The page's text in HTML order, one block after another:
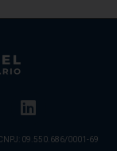
CNPJ: 09.550.686/0001-69